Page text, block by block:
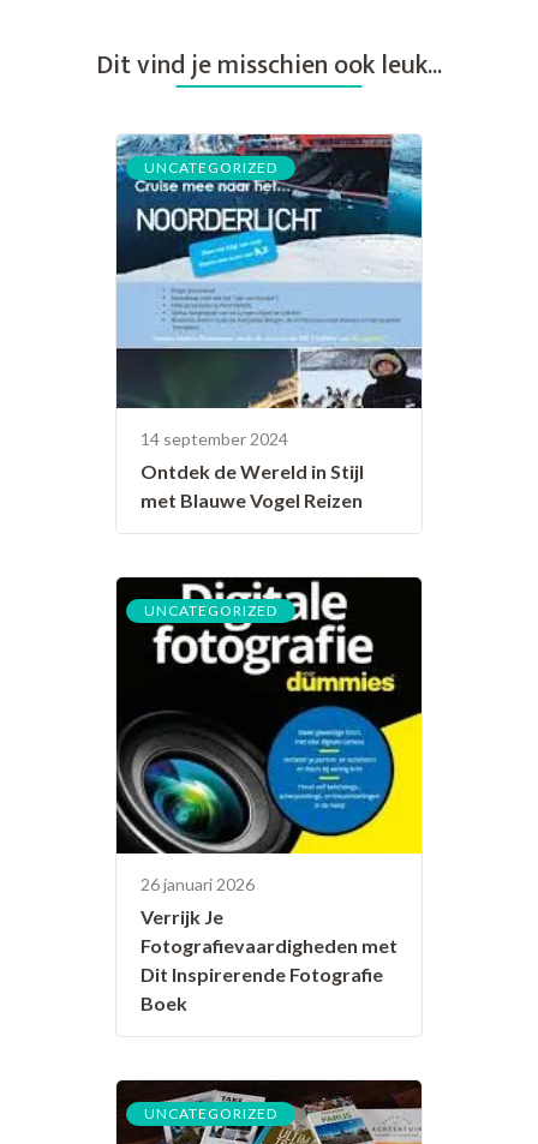
Dit vind je misschien ook leuk...
UNCATEGORIZED
14 september 2024
Ontdek de Wereld in Stijl
met Blauwe Vogel Reizen
UNCATEGORIZED
26 januari 2026
Verrijk Je
Fotografievaardigheden met
Dit Inspirerende Fotografie
Boek
UNCATEGORIZED